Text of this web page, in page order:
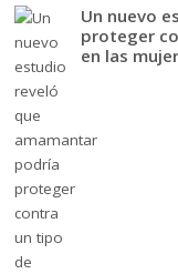
Un nuevo
proteger
en las